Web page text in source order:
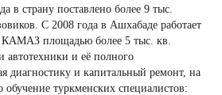
в страну поставлено более 9 тыс.
С 2008 года в Ашхабаде работает
КАМАЗ площадью более 5 тыс. кв.
и её полного
диагностику и капитальный ремонт, на
обучение туркменских специалистов: